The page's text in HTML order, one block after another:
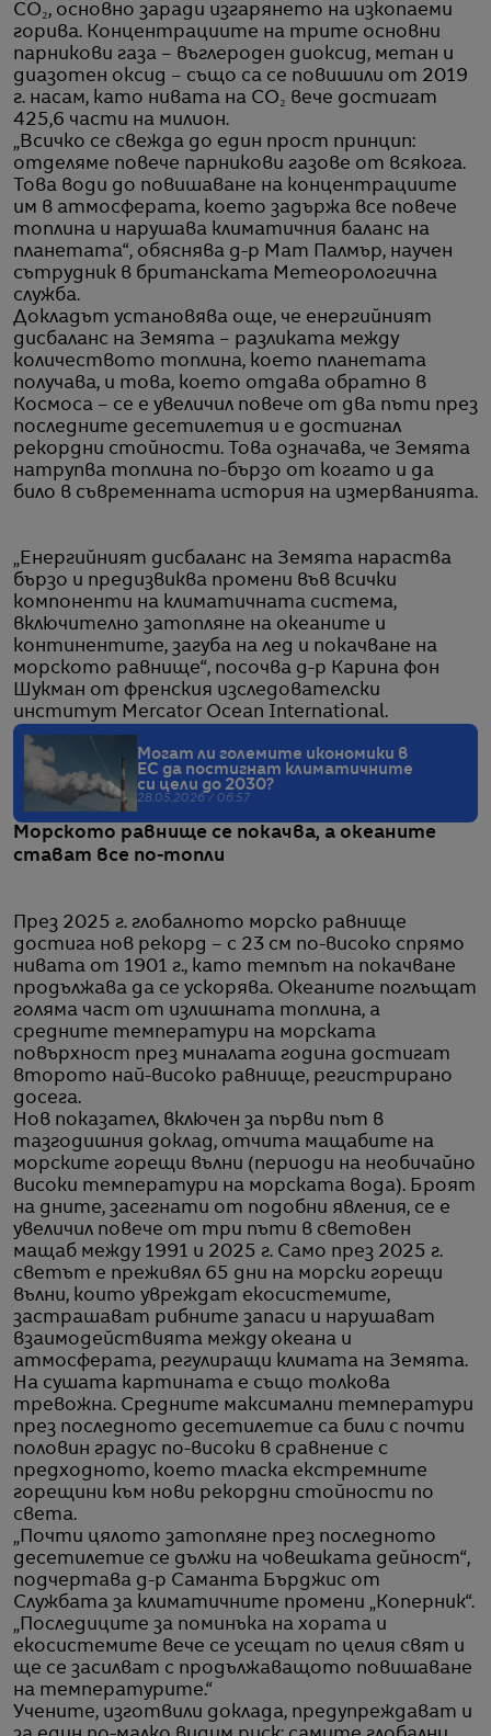
CO₂, основно заради изгарянето на изкопаеми
горива. Концентрациите на трите основни
парникови газа – въглероден диоксид, метан и
диазотен оксид – също са се повишили от 2019
г. насам, като нивата на CO₂ вече достигат
425,6 части на милион.
„Всичко се свежда до един прост принцип:
отделяме повече парникови газове от всякога.
Това води до повишаване на концентрациите
им в атмосферата, което задържа все повече
топлина и нарушава климатичния баланс на
планетата“, обяснява д-р Мат Палмър, научен
сътрудник в британската Метеорологична
служба.
Докладът установява още, че енергийният
дисбаланс на Земята – разликата между
количеството топлина, което планетата
получава, и това, което отдава обратно в
Космоса – се е увеличил повече от два пъти през
последните десетилетия и е достигнал
рекордни стойности. Това означава, че Земята
натрупва топлина по-бързо от когато и да
било в съвременната история на измерванията.
„Енергийният дисбаланс на Земята нараства
бързо и предизвиква промени във всички
компоненти на климатичната система,
включително затопляне на океаните и
континентите, загуба на лед и покачване на
морското равнище“, посочва д-р Карина фон
Шукман от френския изследователски
институт Mercator Ocean International.
Могат ли големите икономики в
ЕС да постигнат климатичните
си цели до 2030?
28.05.2026 / 06:57
Морското равнище се покачва, а океаните
стават все по-топли
През 2025 г. глобалното морско равнище
достига нов рекорд – с 23 см по-високо спрямо
нивата от 1901 г., като темпът на покачване
продължава да се ускорява. Океаните поглъщат
голяма част от излишната топлина, а
средните температури на морската
повърхност през миналата година достигат
второто най-високо равнище, регистрирано
досега.
Нов показател, включен за първи път в
тазгодишния доклад, отчита мащабите на
морските горещи вълни (периоди на необичайно
високи температури на морската вода). Броят
на дните, засегнати от подобни явления, се е
увеличил повече от три пъти в световен
мащаб между 1991 и 2025 г. Само през 2025 г.
светът е преживял 65 дни на морски горещи
вълни, които увреждат екосистемите,
застрашават рибните запаси и нарушават
взаимодействията между океана и
атмосферата, регулиращи климата на Земята.
На сушата картината е също толкова
тревожна. Средните максимални температури
през последното десетилетие са били с почти
половин градус по-високи в сравнение с
предходното, което тласка екстремните
горещини към нови рекордни стойности по
света.
„Почти цялото затопляне през последното
десетилетие се дължи на човешката дейност“,
подчертава д-р Саманта Бърджис от
Службата за климатичните промени „Коперник“.
„Последиците за поминъка на хората и
екосистемите вече се усещат по целия свят и
ще се засилват с продължаващото повишаване
на температурите.“
Учените, изготвили доклада, предупреждават и